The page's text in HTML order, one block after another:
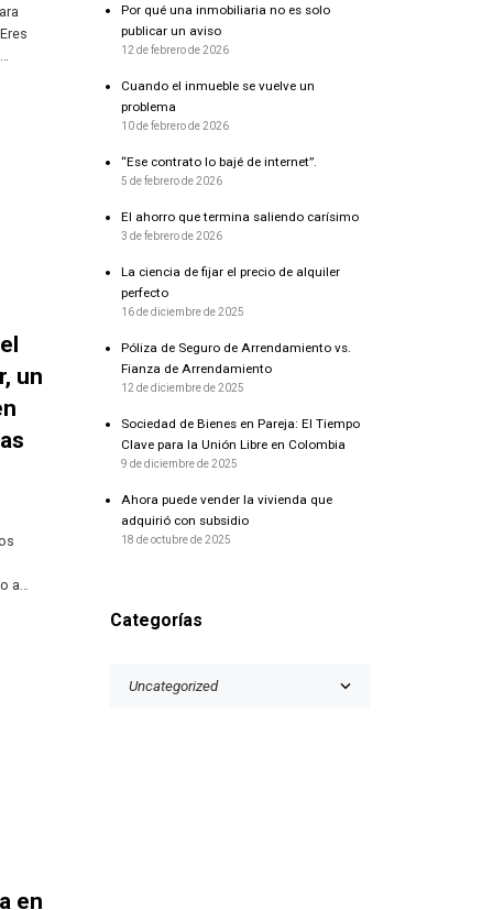
un
a…
en
Por qué una inmobiliaria no es solo
publicar un aviso
12 de febrero de 2026
Cuando el inmueble se vuelve un
problema
10 de febrero de 2026
“Ese contrato lo bajé de internet”.
5 de febrero de 2026
El ahorro que termina saliendo carísimo
3 de febrero de 2026
La ciencia de fijar el precio de alquiler
perfecto
16 de diciembre de 2025
Póliza de Seguro de Arrendamiento vs.
Fianza de Arrendamiento
12 de diciembre de 2025
Sociedad de Bienes en Pareja: El Tiempo
Clave para la Unión Libre en Colombia
9 de diciembre de 2025
Ahora puede vender la vivienda que
adquirió con subsidio
18 de octubre de 2025
Categorías